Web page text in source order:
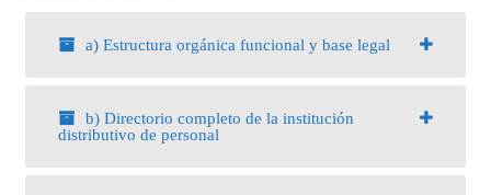
a) Estructura orgánica funcional y base legal
b) Directorio completo de la institución
distributivo de personal